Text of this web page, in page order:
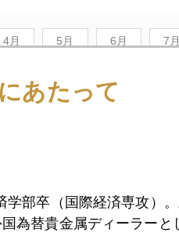
4月 5月 6月 7月
あたって
部卒（国際経済専攻）
為替貴金属ディーラーと